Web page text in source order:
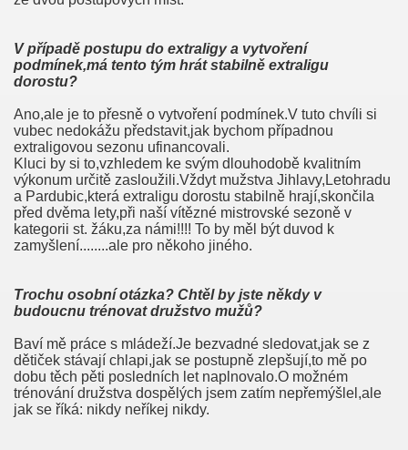
V případě postupu do extraligy a vytvoření
podmínek,má tento tým hrátstabilně extraligu
dorostu?
Ano,ale je to přesně o vytvoření podmínek.V tuto chvíli si
vubec nedokážu představit,jak bychom případnou
extraligovou sezonu ufinancovali.
Kluci by si to,vzhledem ke svým dlouhodobě kvalitním
výkonum určitě zasloužili.Vždyt mužstva Jihlavy,Letohradu
a Pardubic,která extraligu dorostu stabilně hrají,skončila
před dvěma lety,při naší vítězné mistrovské sezoně v
kategorii st. žáku,za námi!!!! To by měl být duvod k
zamyšlení........ale pro někoho jiného.
Trochu osobní otázka? Chtěl by jste někdy v
budoucnu trénovatdružstvo mužů?
Baví mě práce s mládeží.Je bezvadné sledovat,jak se z
dětiček stávají chlapi,jak se postupně zlepšují,to mě po
dobu těch pěti posledních let naplnovalo.O možném
trénování družstva dospělých jsem zatím nepřemýšlel,ale
jak se říká: nikdy neříkej nikdy.